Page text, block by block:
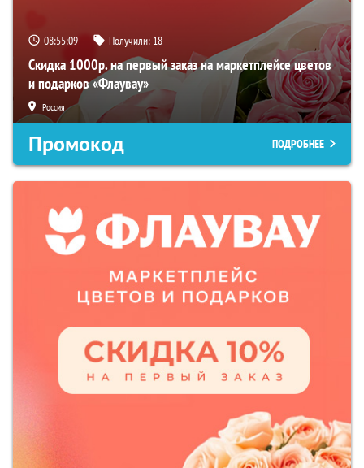
08:55:08 Получили: 18
Скидка 1000р. на первый заказ на маркетплейсе цветов
и подарков «Флаувау»
Россия
Промокод ПОДРОБНЕЕ